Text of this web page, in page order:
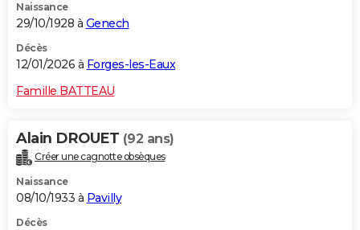
Naissance
29/10/1928 à Genech
Décès
12/01/2026 à Forges-les-Eaux
Famille BATTEAU
Alain DROUET (92 ans)
Créer une cagnotte obsèques
Naissance
08/10/1933 à Pavilly
Décès